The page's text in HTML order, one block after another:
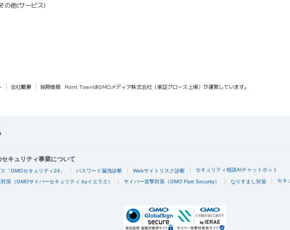
の他(サービス)
会社概要 採用情報 Point TownはGMOメディア株式会社（東証グロース上場）が運営しています。
キュリティ事業について
「GMOセキュリティ24」 パスワード漏洩診断 Webサイトリスク診断 セキュリティ相談AIチャットボット
策（GMOサイバーセキュリティ byイエラエ） サイバー攻撃対策（GMO Flatt Security） なりすまし対策 セキ